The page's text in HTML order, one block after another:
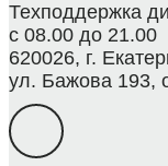
Техподдержка
с 08.00 до 21.00
620026, г.
ул. Бажова 193,